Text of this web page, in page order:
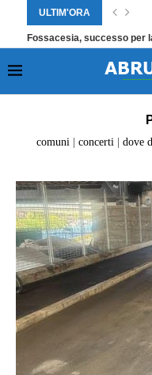
ULTIM'ORA
Fossacesia, successo per
Home Pagina 2
comuni concerti dove